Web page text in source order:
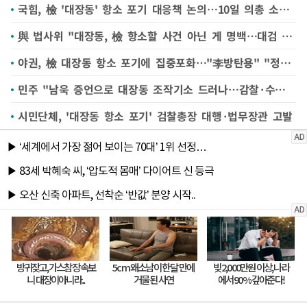
국힘, 檢 '대장동' 항소 포기 대응책 논의…10일 의총 소집(종합)
與 법사위 "대장동, 檢 항소할 사건 아닌 게 명백…대검 예규 따라 당연"
야권, 檢 대장동 항소 포기에 집중포화…"李방탄용" "정성호 장관 사퇴"(종합)
민주 "남욱 증언으로 대장동 조작기소 드러나…감찰·수사 필요"
시민단체, '대장동 항소 포기' 검찰총장 대행·법무장관 고발